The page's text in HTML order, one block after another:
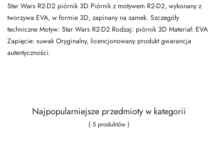
Star Wars R2-D2 piórnik 3D Piórnik z motywem R2-D2, wykonany z
tworzywa EVA, w formie 3D, zapinany na zamek. Szczegóły
techniczne Motyw: Star Wars R2-D2 Rodzaj: piórnik 3D Materiał: EVA
Zapięcie: suwak Oryginalny, licencjonowany produkt gwarancja
autentyczności.
Najpopularniejsze przedmioty w kategorii
( 5 produktów )